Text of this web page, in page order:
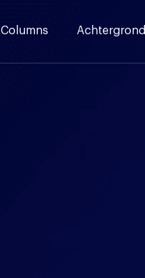
Columns Achtergrond